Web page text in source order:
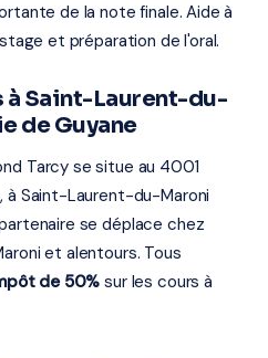
de la note finale. Aide à
et préparation de l'oral.
Saint-Laurent-du-
de Guyane
Tarcy se situe au 4001
à Saint-Laurent-du-Maroni
se déplace chez
et alentours. Tous
de 50%sur les cours à